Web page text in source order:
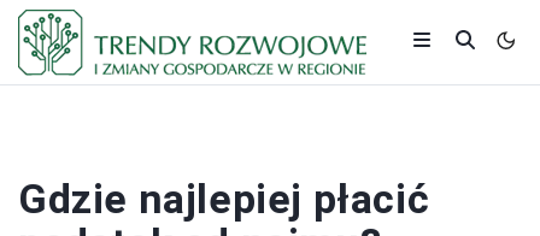
Gdzie najlepiej płacić